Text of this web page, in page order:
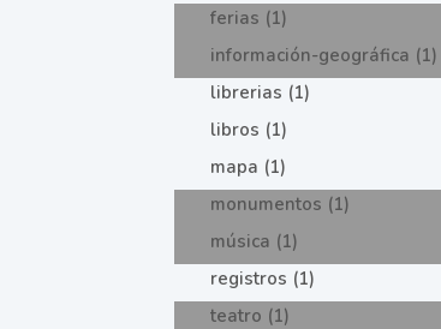
ferias (1)
información-geográfica (1)
librerias (1)
libros (1)
mapa (1)
monumentos (1)
música (1)
registros (1)
teatro (1)